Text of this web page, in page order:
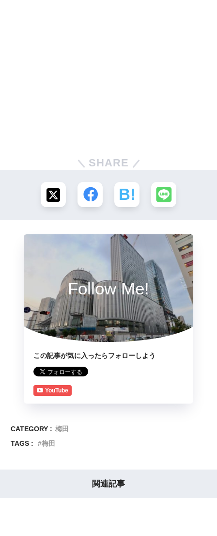
SHARE
Follow Me!
この記事が気に入ったらフォローしよう
YouTube
CATEGORY : 梅田
TAGS :
梅田
関連記事